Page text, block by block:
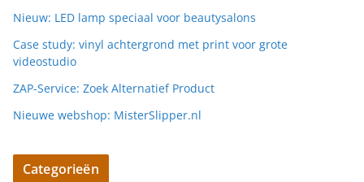
Nieuw: LED lamp speciaal voor beautysalons
Case study: vinyl achtergrond met print voor grote
videostudio
ZAP-Service: Zoek Alternatief Product
Nieuwe webshop: MisterSlipper.nl
Categorieën